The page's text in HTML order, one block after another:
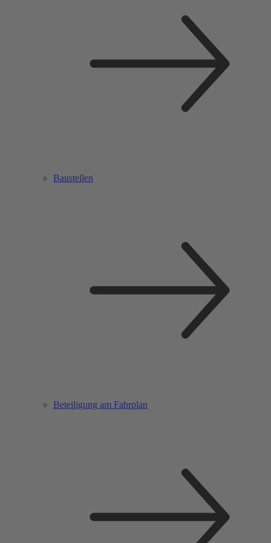
Baustellen
Beteiligung am Fahrplan